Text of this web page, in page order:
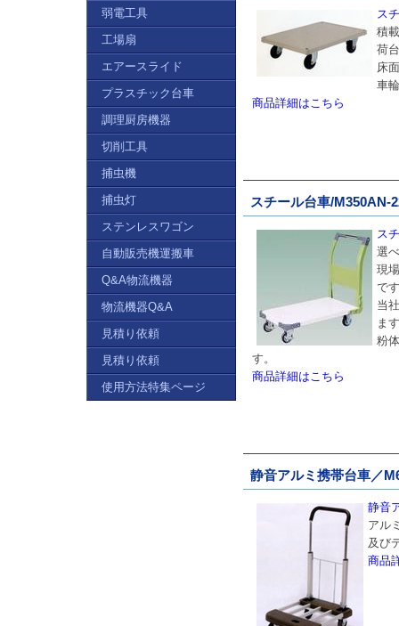
ス
積
荷
床
車
商品詳細はこちら
スチール台車/M350AN-
ス
選
現
で
当
ま
粉
す。
商品詳細はこちら
静音アルミ携帯台車／
静音
アル
及び
商品
弱電工具
工場扇
エアースライド
プラスチック台車
調理厨房機器
切削工具
捕虫機
捕虫灯
ステンレスワゴン
自動販売機運搬車
Q&A物流機器
物流機器Q&A
見積り依頼
見積り依頼
使用方法特集ページ